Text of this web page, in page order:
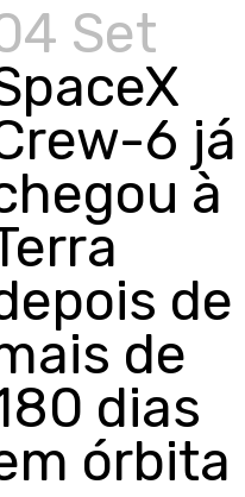
Set
6 já
à
de
de
dias
órbita